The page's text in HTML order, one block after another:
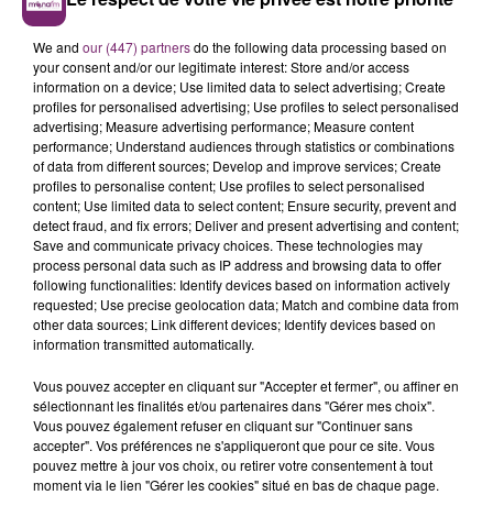
LES AUTRES JEUX >
26 mars 2024
JEU TERMINE PATRICK FIORI vous invite au
We and our (447) partnersdo the following data processing based on
your consent and/or our legitimate interest: Store and/or access
information on a device; Use limited data to select advertising; Create
profiles for personalised advertising; Use profiles to select personalised
advertising; Measure advertising performance; Measure content
performance; Understand audiences through statistics or combinations
of data from different sources; Develop and improve services; Create
profiles to personalise content; Use profiles to select personalised
content; Use limited data to select content; Ensure security, prevent and
detect fraud, and fix errors; Deliver and present advertising and content;
Save and communicate privacy choices. These technologies may
process personal data such as IP address and browsing data to offer
following functionalities: Identify devices based on information actively
requested; Use precise geolocation data; Match and combine data from
other data sources; Link different devices; Identify devices based on
information transmitted automatically.
Vous pouvez accepter en cliquant sur "Accepter et fermer", ou affiner en
sélectionnant les finalités et/ou partenaires dans "Gérer mes choix".
Vous pouvez également refuser en cliquant sur "Continuer sans
accepter". Vos préférences ne s'appliqueront que pour ce site. Vous
pouvez mettre à jour vos choix, ou retirer votre consentement à tout
moment via le lien "Gérer les cookies" situé en bas de chaque page.